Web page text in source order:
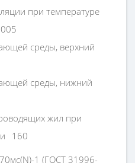
при температуре
среды, верхний
среды, нижний
жил при
160
1 (ГОСТ 31996-